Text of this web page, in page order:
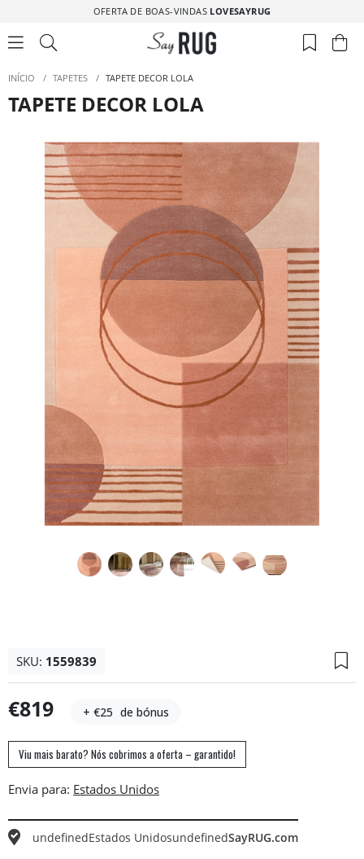
OFERTA DE BOAS-VINDAS LOVESAYRUG
INÍCIO / TAPETES / TAPETE DECOR LOLA
TAPETE DECOR LOLA
SKU: 1559839
€819 + €25 de bónus
Viu mais barato? Nós cobrimos a oferta – garantido!
Envia para:
undefinedEstados UnidosundefinedSayRUG.com